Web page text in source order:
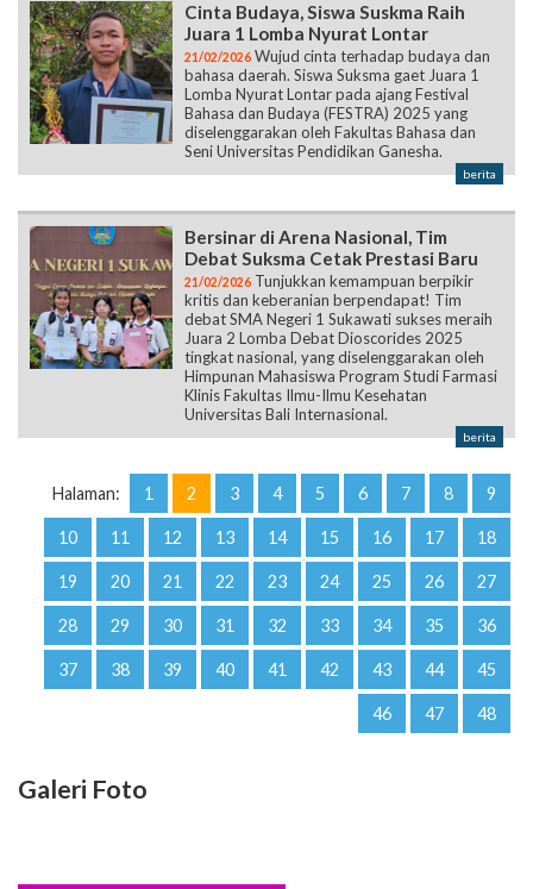
Cinta Budaya, Siswa Suskma Raih
Juara 1 Lomba Nyurat Lontar
21/02/2026 Wujud cinta terhadap budaya dan
bahasa daerah. Siswa Suksma gaet Juara 1
Lomba Nyurat Lontar pada ajang Festival
Bahasa dan Budaya (FESTRA) 2025 yang
diselenggarakan oleh Fakultas Bahasa dan
Seni Universitas Pendidikan Ganesha.
berita
Bersinar di Arena Nasional, Tim
Debat Suksma Cetak Prestasi Baru
21/02/2026 Tunjukkan kemampuan berpikir
kritis dan keberanian berpendapat! Tim
debat SMA Negeri 1 Sukawati sukses meraih
Juara 2 Lomba Debat Dioscorides 2025
tingkat nasional, yang diselenggarakan oleh
Himpunan Mahasiswa Program Studi Farmasi
Klinis Fakultas Ilmu-Ilmu Kesehatan
Universitas Bali Internasional.
berita
Halaman: 1 2 3 4 5 6 7 8 9
10 11 12 13 14 15 16 17 18
19 20 21 22 23 24 25 26 27
28 29 30 31 32 33 34 35 36
37 38 39 40 41 42 43 44 45
46 47 48
Galeri Foto